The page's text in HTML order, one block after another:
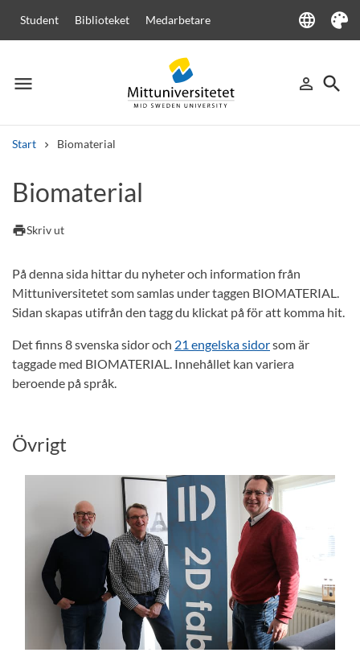
Student Biblioteket Medarbetare language
Language
Tema
menu
Meny person_outline
Logga in
search
Sök
Start Biomaterial
Andra söktjänster
Kurser och program
Biomaterial
printSkriv ut
På denna sida hittar du nyheter och information från
Mittuniversitetet som samlas under taggen BIOMATERIAL.
Sidan skapas utifrån den tagg du klickat på för att komma hit.
Det finns 8 svenska sidor och 21 engelska sidorsom är
taggade med BIOMATERIAL. Innehållet kan variera
beroende på språk.
Övrigt